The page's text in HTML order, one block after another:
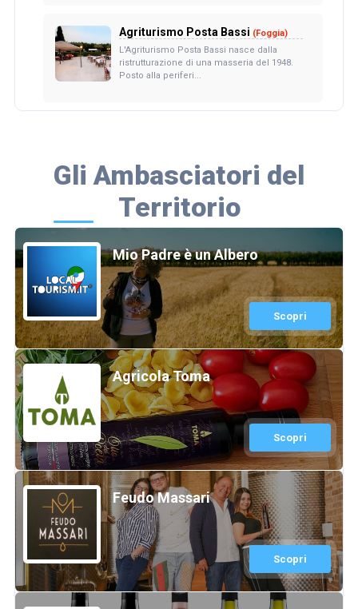
Agriturismo Posta Bassi (Foggia)
L'Agriturismo Posta Bassi nasce dalla
ristrutturazione di una masseria del 1948.
Posto alla periferi...
Gli Ambasciatori del
Territorio
Mio Padre è un Albero
Scopri
Agricola Toma
Scopri
Feudo Massari
Scopri